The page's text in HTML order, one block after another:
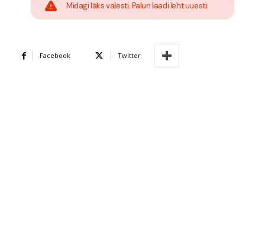
Midagi läks valesti. Palun laadi leht uuesti.
Facebook Twitter